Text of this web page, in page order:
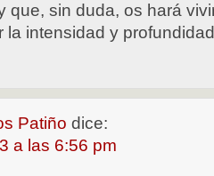
que, sin duda, os hará
la intensidad y
Patiño dice:
a las 6:56 pm